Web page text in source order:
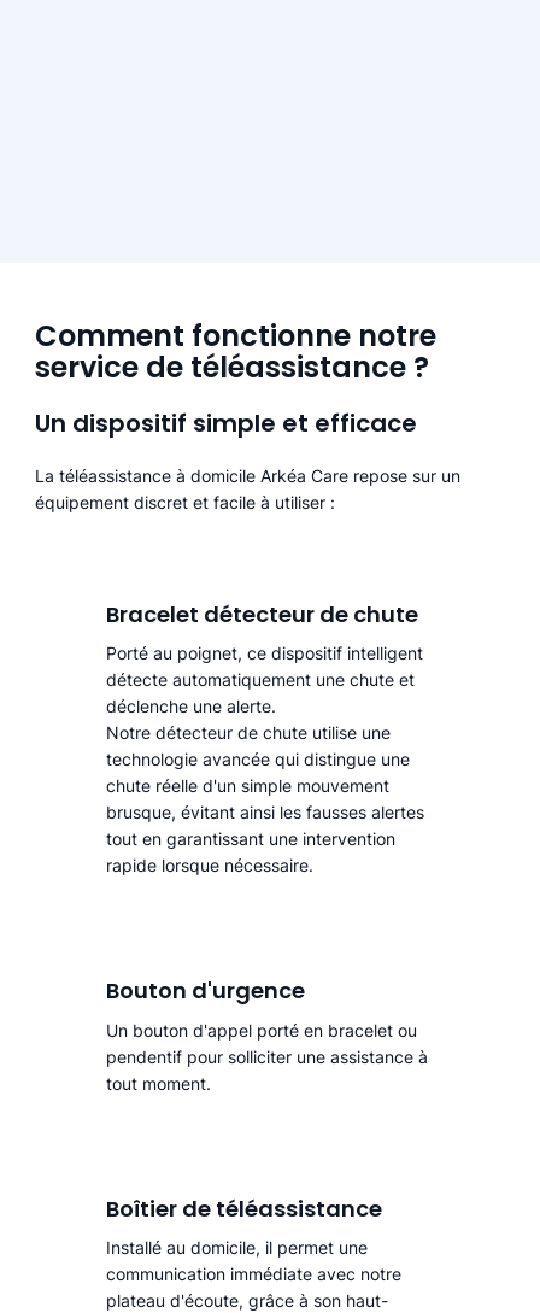
Comment fonctionne notre
service de téléassistance ?
Un dispositif simple et efficace
La téléassistance à domicile Arkéa Care repose sur un
équipement discret et facile à utiliser :
Bracelet détecteur de chute
Porté au poignet, ce dispositif intelligent
détecte automatiquement une chute et
déclenche une alerte.​
Notre détecteur de chute utilise une
technologie avancée qui distingue une
chute réelle d'un simple mouvement
brusque, évitant ainsi les fausses alertes
tout en garantissant une intervention
rapide lorsque nécessaire.
Bouton d'urgence
Un bouton d'appel porté en bracelet ou
pendentif pour solliciter une assistance à
tout moment.
Boîtier de téléassistance
Installé au domicile, il permet une
communication immédiate avec notre
plateau d'écoute, grâce à son haut-